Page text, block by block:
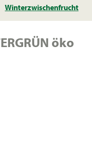
Winterzwischenfrucht
öko